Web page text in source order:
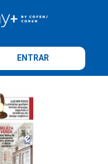
ENTRAR